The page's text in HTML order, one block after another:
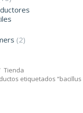
Tienda
etiquetados “bacillus
(2)